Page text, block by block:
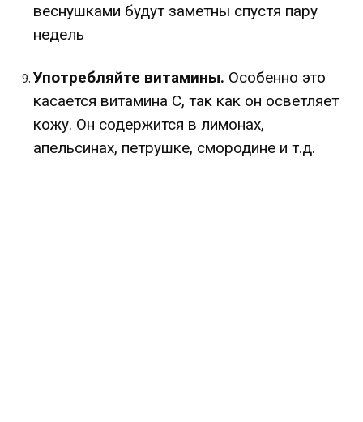
веснушками будут заметны спустя пару
недель
Употребляйте витамины. Особенно это
касается витамина С, так как он осветляет
кожу. Он содержится в лимонах,
апельсинах, петрушке, смородине и т.д.